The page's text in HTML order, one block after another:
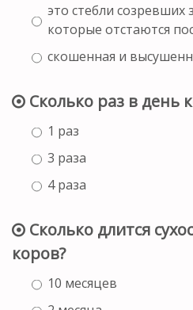
это стебли созревших
которые отстаются
скошенная и
Сколько раз в день
1 раз
3 раза
4 раза
Сколько длится
коров?
10 месяцев